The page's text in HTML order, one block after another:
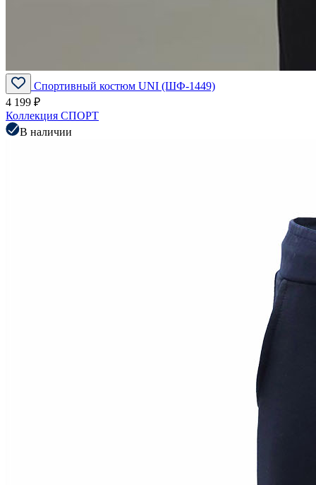
Спортивный костюм UNI (ШФ-1449)
4 199 ₽
Коллекция СПОРТ
В наличии